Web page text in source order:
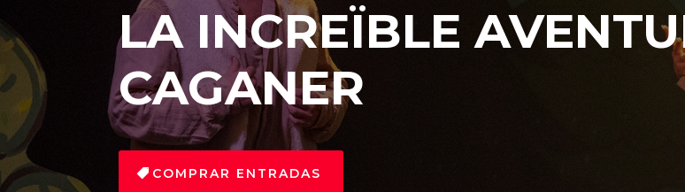
LA INCREÏBLE
CAGANER
COMPRAR ENTRADAS